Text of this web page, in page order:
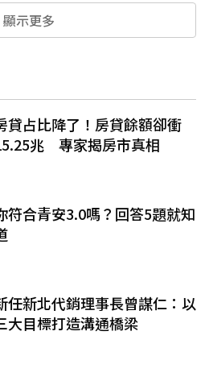
顯示更多
貸占比降了！房貸餘額卻衝
兆 專家揭房市真相
符合青安3.0嗎？回答5題就知
任新北代銷理事長曾謀仁：以
大目標打造溝通橋梁